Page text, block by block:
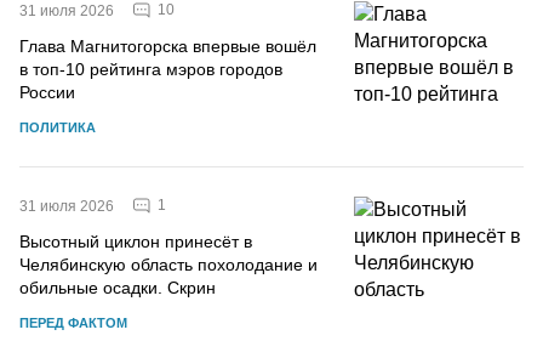
31 июля 2026 10
Глава Магнитогорска впервые вошёл
в топ-10 рейтинга мэров городов
России
ПОЛИТИКА
31 июля 2026 1
Высотный циклон принесёт в
Челябинскую область похолодание и
обильные осадки. Скрин
ПЕРЕД ФАКТОМ